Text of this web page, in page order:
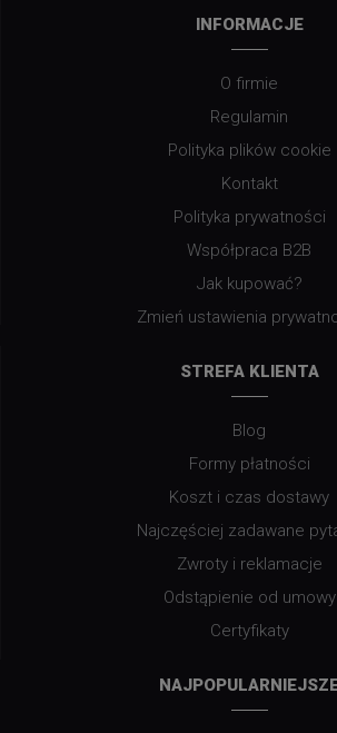
INFORMACJE
O firmie
Regulamin
Polityka plików cookie
Kontakt
Polityka prywatności
Współpraca B2B
Jak kupować?
Zmień ustawienia
STREFA KLIENTA
Blog
Formy płatności
Koszt i czas dostawy
Najczęściej zadawane
Zwroty i reklamacje
Odstąpienie od umowy
Certyfikaty